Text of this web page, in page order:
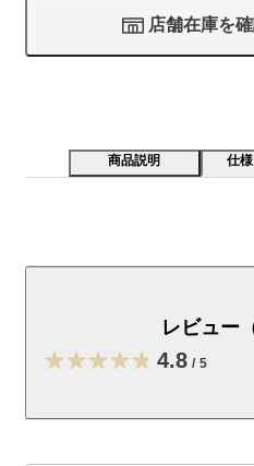
店舗在庫を
商品説明 仕
※仕様につきましては、寝装カバ
シーツなど）の形状の違い
レビュー
4.8 / 5